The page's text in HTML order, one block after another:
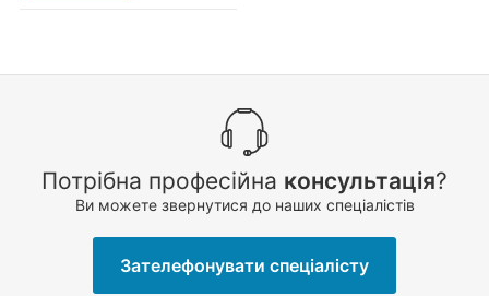
Потрібна професійна консультація?
Ви можете звернутися до наших спеціалістів
Зателефонувати спеціалісту